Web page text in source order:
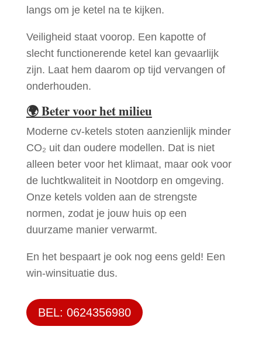
langs om je ketel na te kijken.
Veiligheid staat voorop. Een kapotte of
slecht functionerende ketel kan gevaarlijk
zijn. Laat hem daarom op tijd vervangen of
onderhouden.
🌍Beter voor het milieu
Moderne cv-ketels stoten aanzienlijk minder
CO₂ uit dan oudere modellen. Dat is niet
alleen beter voor het klimaat, maar ook voor
de luchtkwaliteit in Nootdorp en omgeving.
Onze ketels volden aan de strengste
normen, zodat je jouw huis op een
duurzame manier verwarmt.
En het bespaart je ook nog eens geld! Een
win-winsituatie dus.
BEL: 0624356980